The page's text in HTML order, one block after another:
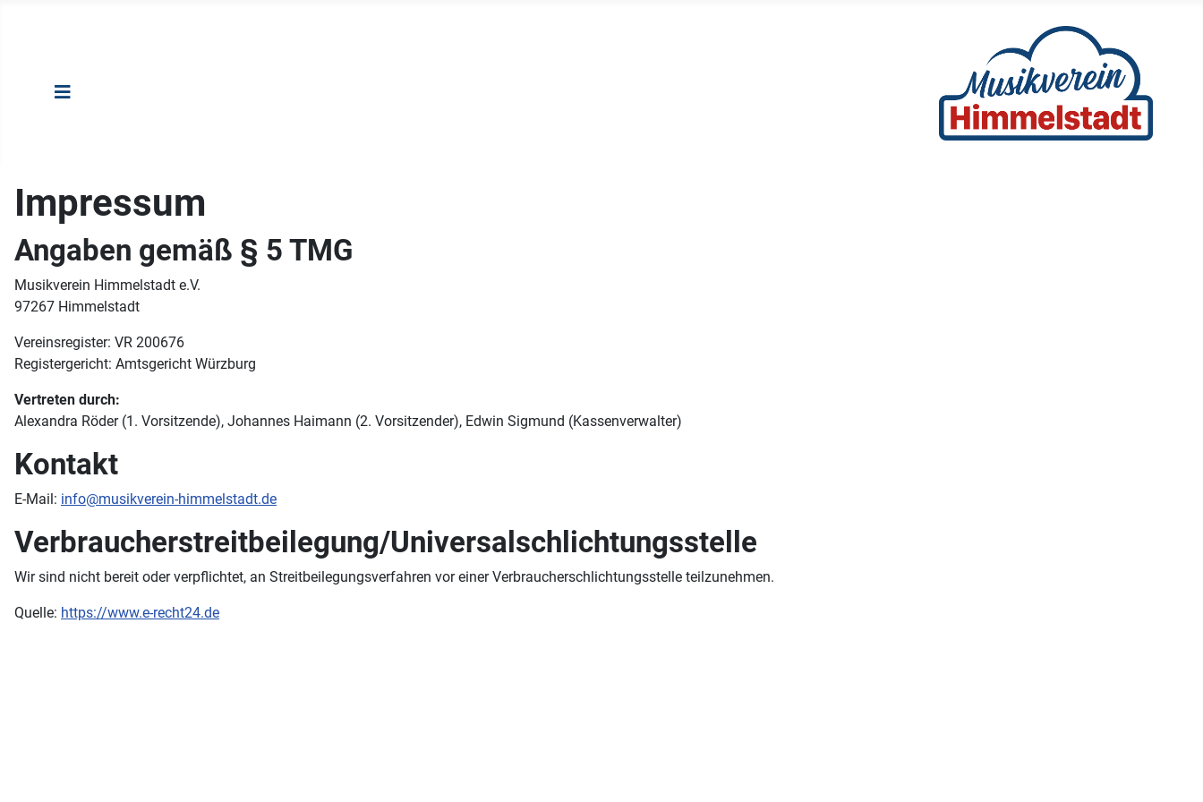
Impressum
Angaben gemäß § 5 TMG
Musikverein Himmelstadt e.V.
97267 Himmelstadt
Vereinsregister: VR 200676
Registergericht: Amtsgericht Würzburg
Vertreten durch:
Alexandra Röder (1. Vorsitzende), Johannes Haimann (2. Vorsitzender), Edwin Sigmund (Kassenverwalter)
Kontakt
E-Mail: info@musikverein-himmelstadt.de
Verbraucher­streit­beilegung/Universal­schlichtungs­stelle
Wir sind nicht bereit oder verpflichtet, an Streitbeilegungsverfahren vor einer Verbraucherschlichtungsstelle teilzunehmen.
Quelle: https://www.e-recht24.de